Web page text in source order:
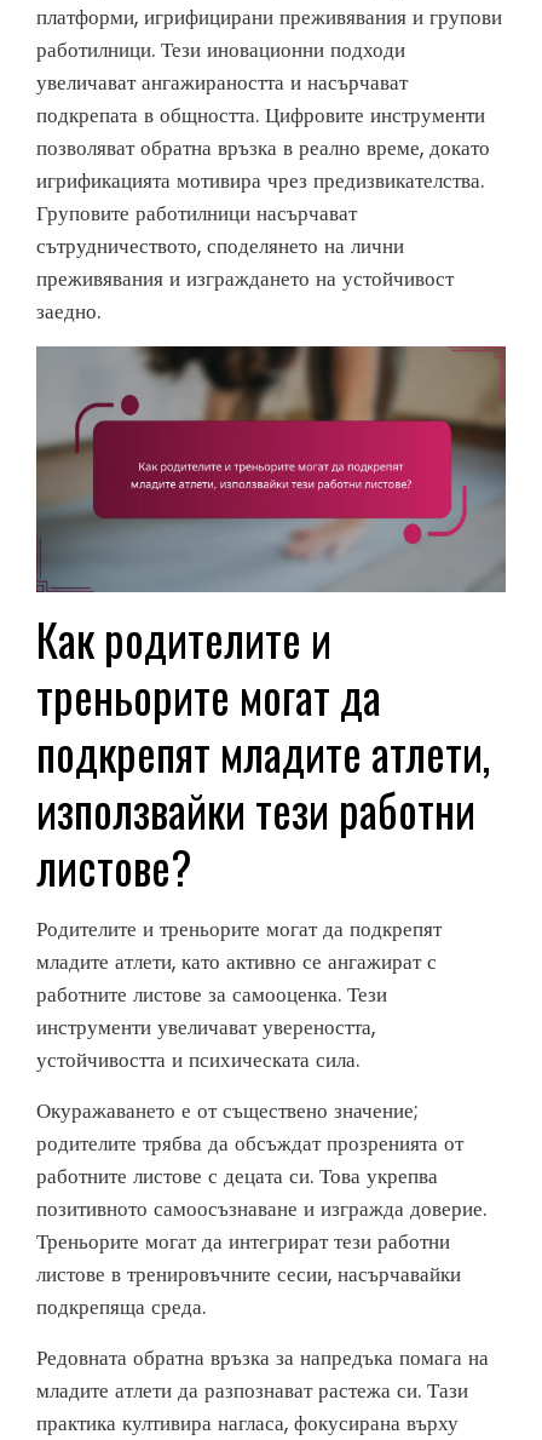
платформи, игрифицирани преживявания и групови
работилници. Тези иновационни подходи
увеличават ангажираността и насърчават
подкрепата в общността. Цифровите инструменти
позволяват обратна връзка в реално време, докато
игрификацията мотивира чрез предизвикателства.
Груповите работилници насърчават
сътрудничеството, споделянето на лични
преживявания и изграждането на устойчивост
заедно.
Как родителите и
треньорите могат да
подкрепят младите атлети,
използвайки тези работни
листове?
Родителите и треньорите могат да подкрепят
младите атлети, като активно се ангажират с
работните листове за самооценка. Тези
инструменти увеличават увереността,
устойчивостта и психическата сила.
Окуражаването е от съществено значение;
родителите трябва да обсъждат прозренията от
работните листове с децата си. Това укрепва
позитивното самоосъзнаване и изгражда доверие.
Треньорите могат да интегрират тези работни
листове в тренировъчните сесии, насърчавайки
подкрепяща среда.
Редовната обратна връзка за напредъка помага на
младите атлети да разпознават растежа си. Тази
практика култивира нагласа, фокусирана върху